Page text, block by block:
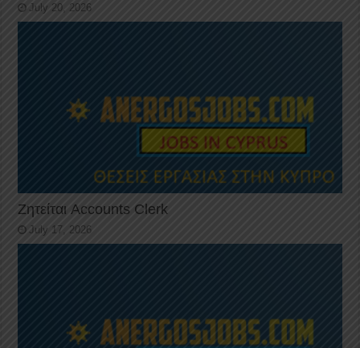
July 20, 2026
Ζητείται Accounts Clerk
July 17, 2026